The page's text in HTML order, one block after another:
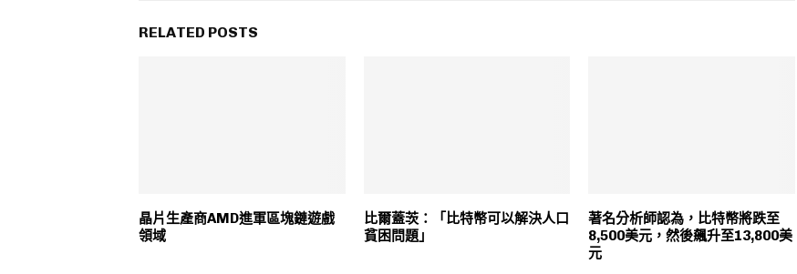
RELATED POSTS
晶片生產商AMD進軍區塊鏈遊戲
領域
比爾蓋茨：「比特幣可以解決人口
貧困問題」
著名分析師認為，比特幣將跌至
8,500美元，然後飆升至13,800美
元